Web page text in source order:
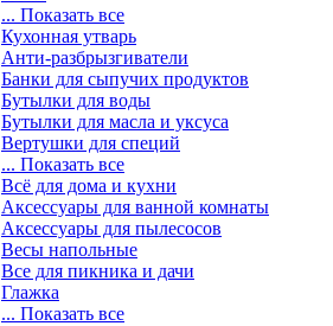
... Показать все
Кухонная утварь
Анти-разбрызгиватели
Банки для сыпучих продуктов
Бутылки для воды
Бутылки для масла и уксуса
Вертушки для специй
... Показать все
Всё для дома и кухни
Аксессуары для ванной комнаты
Аксессуары для пылесосов
Весы напольные
Все для пикника и дачи
Глажка
... Показать все